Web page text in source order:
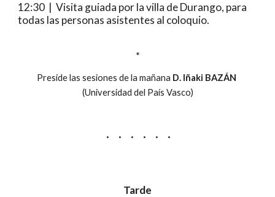
12:30  |  Visita guiada por la villa de Durango, para
todas las personas asistentes al coloquio.
*
Preside las sesiones de la mañana D. Iñaki BAZÁN
(Universidad del País Vasco)
·     ·     ·     ·     ·     ·
Tarde